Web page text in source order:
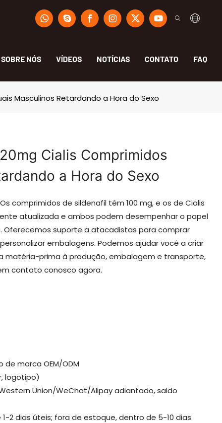
SOBRE NÓS VÍDEOS NOTÍCIAS CONTATO FAQ
Masculinos Retardando a Hora do Sexo
Cialis Comprimidos
a Hora do Sexo
comprimidos de sildenafil têm 100 mg, e os de Cialis
atualizada e ambos podem desempenhar o papel
suporte a atacadistas para comprar
embalagens. Podemos ajudar você a criar
matéria-prima à produção, embalagem e transporte,
contato conosco agora.
marca OEM/ODM
logotipo)
Union/WeChat/Alipay adiantado, saldo
2 dias úteis; fora de estoque, dentro de 5-10 dias